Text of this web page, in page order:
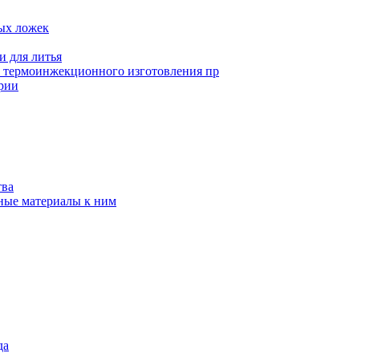
ложек
для литья
изготовления пр
материалы к ним